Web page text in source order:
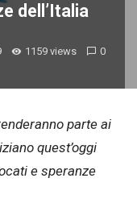
dell’Italia
1159 views 0
parte ai
quest’oggi
e speranze